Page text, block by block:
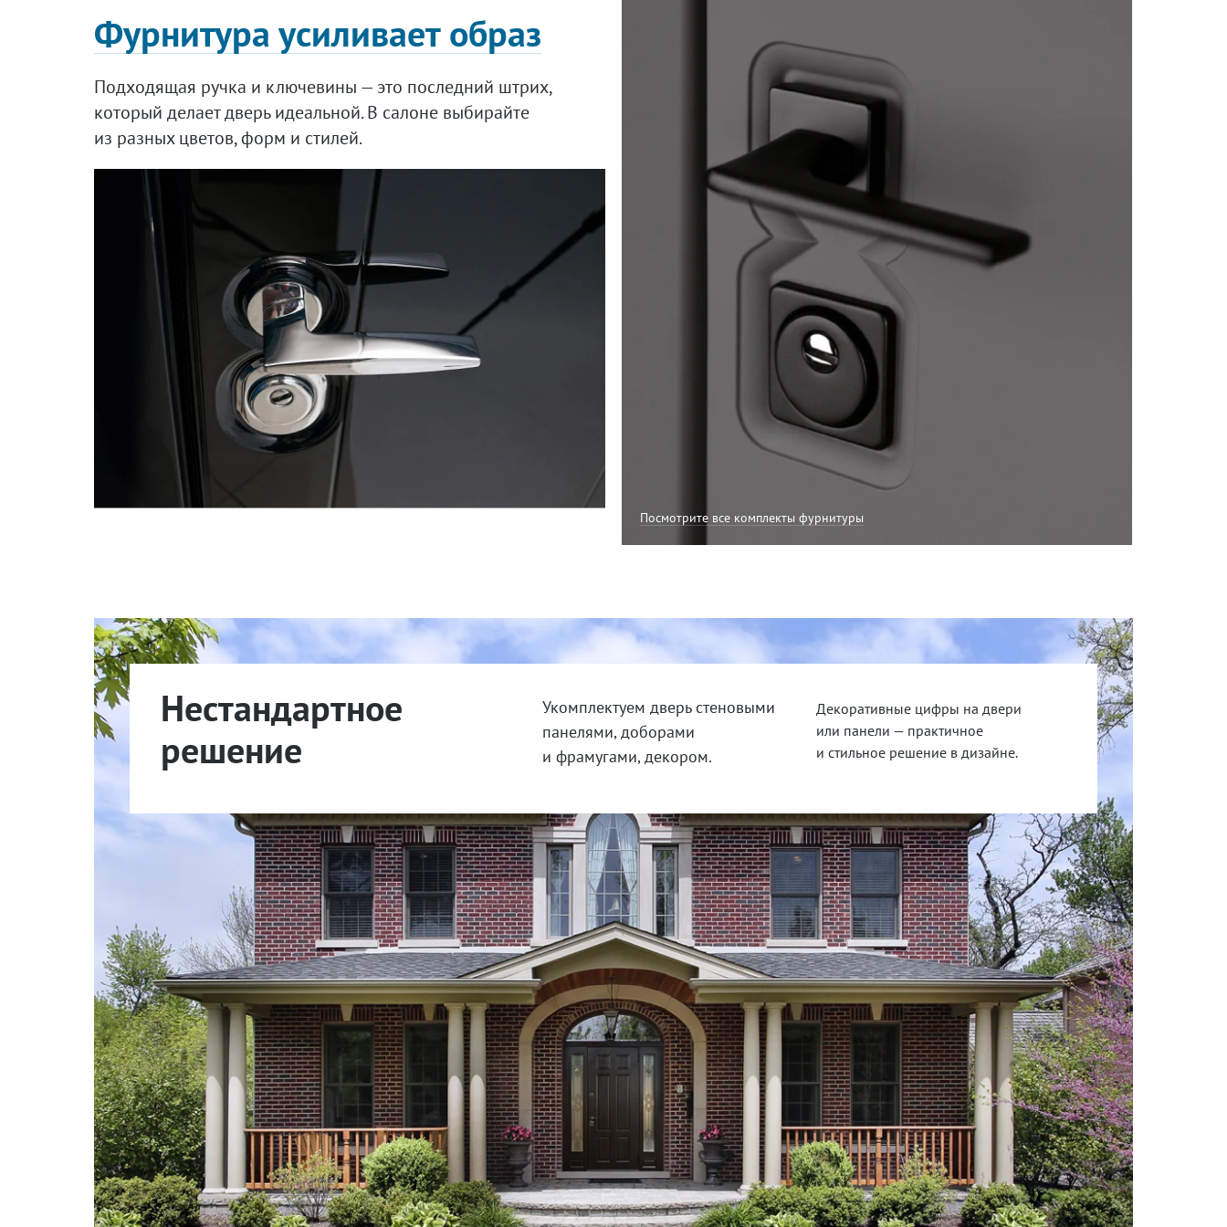
Фурнитура усиливает образ
Подходящая ручка и ключевины — это последний штрих,
который делает дверь идеальной. В салоне выбирайте
из разных цветов, форм и стилей.
Посмотрите все комплекты фурнитуры
Нестандартное
решение
Укомплектуем дверь стеновыми
панелями, доборами
и фрамугами, декором.
Декоративные цифры на двери
или панели — практичное
и стильное решение в дизайне.